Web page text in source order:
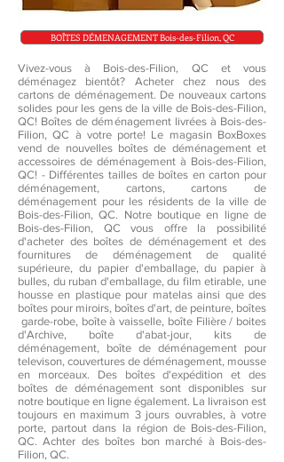
Vivez-vous à Bois-des-Filion, QC et vous
déménagez bientôt? Acheter chez nous des
cartons de déménagement. De nouveaux cartons
solides pour les gens de la ville de Bois-des-Filion,
QC! Boîtes de déménagement livrées à Bois-des-
Filion, QC à votre porte! Le magasin BoxBoxes
vend de nouvelles boîtes de déménagement et
accessoires de déménagement à Bois-des-Filion,
QC! - Différentes tailles de boîtes en carton pour
déménagement, cartons, cartons de
déménagement pour les résidents de la ville de
Bois-des-Filion, QC. Notre boutique en ligne de
Bois-des-Filion, QC vous offre la possibilité
d'acheter des boîtes de déménagement et des
fournitures de déménagement de qualité
supérieure, du papier d'emballage, du papier à
bulles, du ruban d'emballage, du film etirable, une
housse en plastique pour matelas ainsi que des
boîtes pour miroirs, boîtes d'art, de peinture, boîtes
garde-robe, boîte à vaisselle, boîte Filière / boites
d'Archive, boîte d'abat-jour, kits de
déménagement, boîte de déménagement pour
televison, couvertures de déménagement, mousse
en morceaux. Des boîtes d'expédition et des
boîtes de déménagement sont disponibles sur
notre boutique en ligne également. La livraison est
toujours en maximum 3 jours ouvrables, à votre
porte, partout dans la région de Bois-des-Filion,
QC. Achter des boîtes bon marché à Bois-des-
Filion, QC.
BOÎTES DÉMENAGEMENT Bois-des-Filion, QC